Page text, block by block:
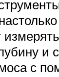
измерять
и
с